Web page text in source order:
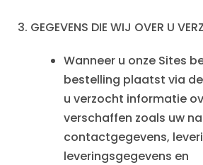
3. GEGEVENS DIE WIJ OVER U
Wanneer u onze Sites
bestelling plaatst via
u verzocht informatie
verschaffen zoals uw
contactgegevens,
leveringsgegevens en